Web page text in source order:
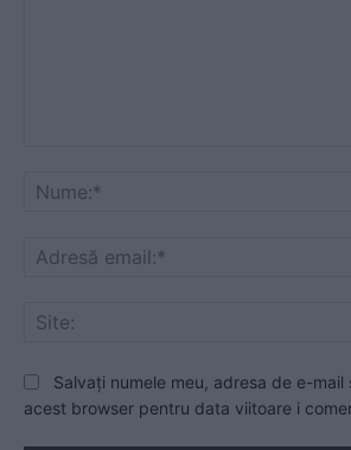
Salvați numele meu, adresa de e-mail
acest browser pentru data viitoare i